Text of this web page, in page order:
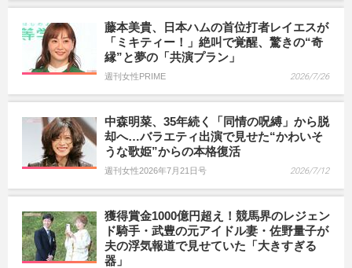
藤本美貴、日本ハムの首位打者レイエスが
「ミキティー！」絶叫で覚醒、驚きの“奇
縁”と夢の「共演プラン」
週刊女性PRIME 2026/7/26
中森明菜、35年続く「同情の呪縛」から脱
却へ…バラエティ出演で見せた“かわいそ
うな歌姫”からの本格復活
週刊女性2026年7月21日号 2026/7/12
獲得賞金1000億円超え！競馬界のレジェン
ド騎手・武豊の元アイドル妻・佐野量子が
夫の浮気報道で見せていた「大きすぎる
器」